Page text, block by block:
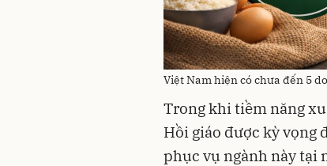
Việt Nam hiện có chưa đến 5
Trong khi tiềm năng
Hồi giáo được kỳ vọng
phục vụ ngành này tại